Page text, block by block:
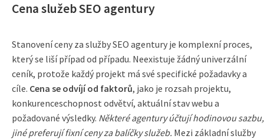
Cena služeb SEO agentury
Stanovení ceny za služby SEO agentury je komplexní proces,
který se liší případ od případu. Neexistuje žádný univerzální
ceník, protože každý projekt má své specifické požadavky a
cíle. Cena se odvíjí od faktorů, jako je rozsah projektu,
konkurenceschopnost odvětví, aktuální stav webu a
požadované výsledky. Některé agentury účtují hodinovou sazbu,
jiné preferují fixní ceny za balíčky služeb. Mezi základní služby